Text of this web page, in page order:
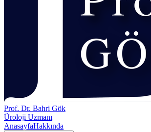
Prof. Dr. Bahri Gök
Üroloji Uzmanı
AnasayfaHakkında